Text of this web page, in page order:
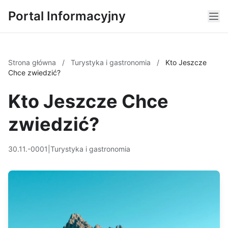
Portal Informacyjny
Strona główna / Turystyka i gastronomia /
Kto Jeszcze
Chce zwiedzić?
Kto Jeszcze Chce
zwiedzić?
30.11.-0001 Turystyka i gastronomia